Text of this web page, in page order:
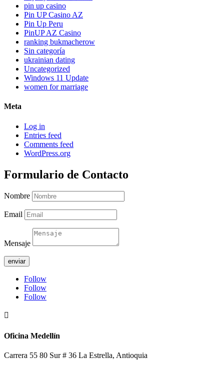
pin up casino
Pin UP Casino AZ
Pin Up Peru
PinUP AZ Casino
ranking bukmacherow
Sin categoría
ukrainian dating
Uncategorized
Windows 11 Update
women for marriage
Meta
Log in
Entries feed
Comments feed
WordPress.org
Formulario de Contacto
Nombre
Email
Mensaje
enviar
Follow
Follow
Follow

Oficina Medellín
Carrera 55 80 Sur # 36 La Estrella, Antioquia